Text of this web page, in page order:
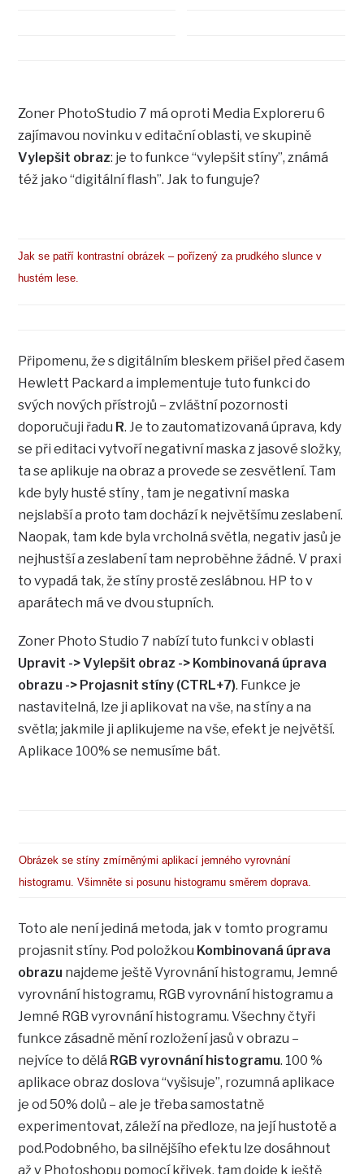
Zoner PhotoStudio 7 má oproti Media Exploreru 6
zajímavou novinku v editační oblasti, ve skupině
Vylepšit obraz: je to funkce “vylepšit stíny”, známá
též jako “digitální flash”. Jak to funguje?
Jak se patří kontrastní obrázek – pořízený za prudkého slunce v
hustém lese.
Připomenu, že s digitálním bleskem přišel před časem
Hewlett Packard a implementuje tuto funkci do
svých nových přístrojů – zvláštní pozornosti
doporučuji řadu R. Je to zautomatizovaná úprava, kdy
se při editaci vytvoří negativní maska z jasové složky,
ta se aplikuje na obraz a provede se zesvětlení. Tam
kde byly husté stíny , tam je negativní maska
nejslabší a proto tam dochází k největšímu zeslabení.
Naopak, tam kde byla vrcholná světla, negativ jasů je
nejhustší a zeslabení tam neproběhne žádné. V praxi
to vypadá tak, že stíny prostě zeslábnou. HP to v
aparátech má ve dvou stupních.
Zoner Photo Studio 7 nabízí tuto funkci v oblasti
Upravit -> Vylepšit obraz -> Kombinovaná úprava
obrazu -> Projasnit stíny (CTRL+7). Funkce je
nastavitelná, lze ji aplikovat na vše, na stíny a na
světla; jakmile ji aplikujeme na vše, efekt je největší.
Aplikace 100% se nemusíme bát.
Obrázek se stíny zmírněnými aplikací jemného vyrovnání
histogramu. Všimněte si posunu histogramu směrem doprava.
Toto ale není jediná metoda, jak v tomto programu
projasnit stíny. Pod položkou Kombinovaná úprava
obrazu najdeme ještě Vyrovnání histogramu, Jemné
vyrovnání histogramu, RGB vyrovnání histogramu a
Jemné RGB vyrovnání histogramu. Všechny čtyři
funkce zásadně mění rozložení jasů v obrazu –
nejvíce to dělá RGB vyrovnání histogramu. 100 %
aplikace obraz doslova “vyšisuje”, rozumná aplikace
je od 50% dolů – ale je třeba samostatně
experimentovat, záleží na předloze, na její hustotě a
pod.Podobného, ba silnějšího efektu lze dosáhnout
až v Photoshopu pomocí křivek, tam dojde k ještě